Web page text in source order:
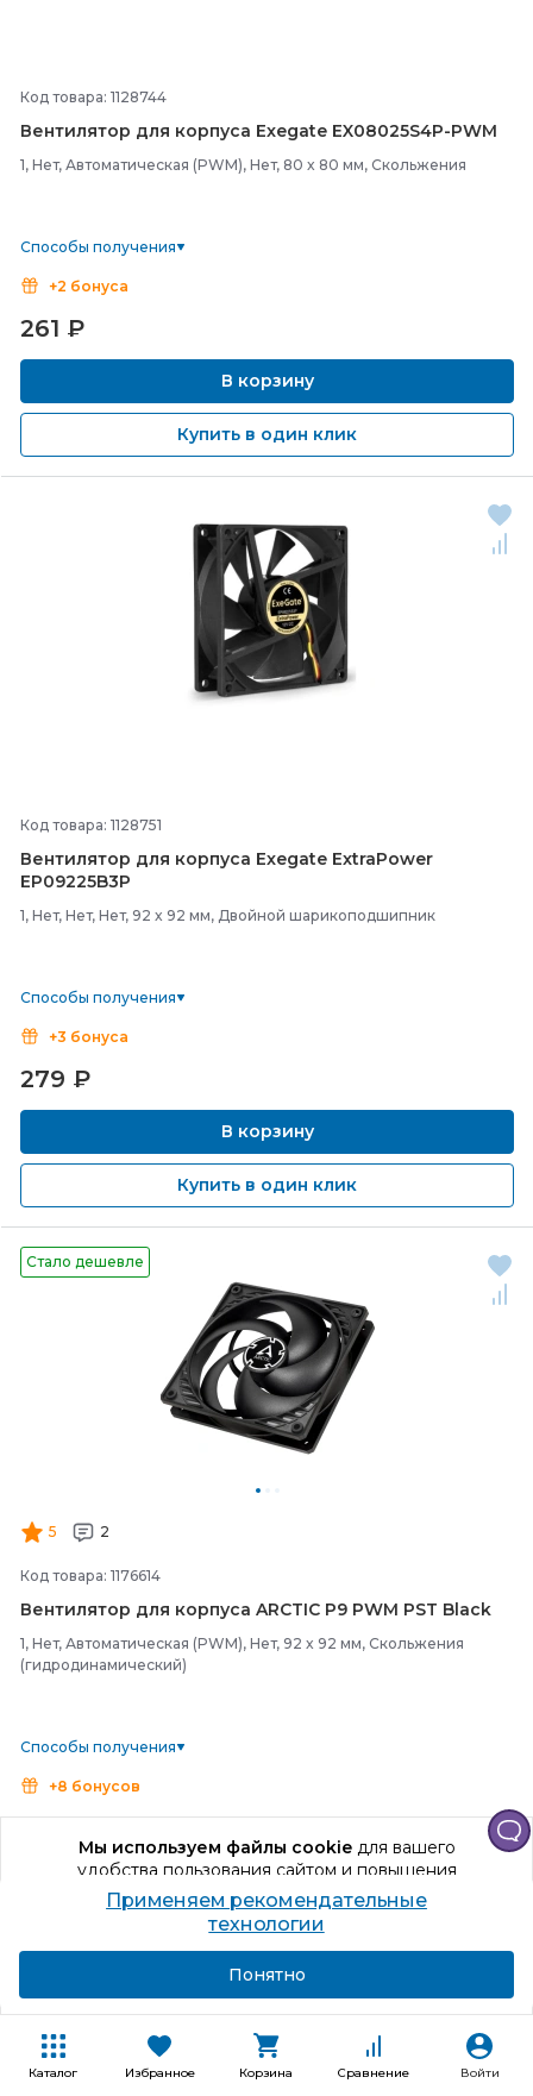
Каталог Избранное Корзина Сравнение Войти
Мы используем файлы cookieдля вашего
удобства пользования сайтом и повышения
качества рекомендаций.
Продолжая использование сайта, вы даете
согласие на обработку персональных данных
Код товара: 1128744
Вентилятор для корпуса Exegate EX08025S4P-PWM
1, Нет, Автоматическая (PWM), Нет, 80 x 80 мм, Скольжения
Способы получения
+2 бонуса
261 ₽
В корзину
Купить в один клик
Код товара: 1128751
Вентилятор для корпуса Exegate ExtraPower
EP09225B3P
1, Нет, Нет, Нет, 92 x 92 мм, Двойной шарикоподшипник
Способы получения
+3 бонуса
279 ₽
В корзину
Купить в один клик
Стало дешевле
5 2
Код товара: 1176614
Вентилятор для корпуса ARCTIC P9 PWM PST Black
1, Нет, Автоматическая (PWM), Нет, 92 x 92 мм, Скольжения
(гидродинамический)
Способы получения
+8 бонусов
В корзину
Купить в один клик
Применяем рекомендательные
технологии
Понятно